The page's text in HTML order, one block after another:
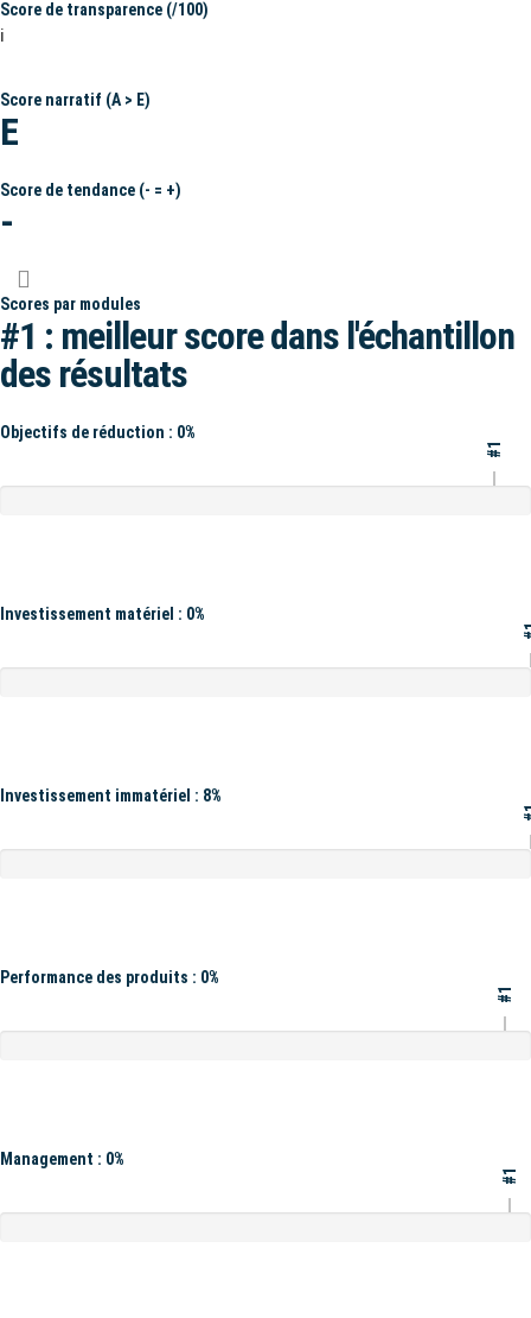
Score de transparence (/100)
ℹ️
Score narratif (A > E)
E
Score de tendance (- = +)
-
Scores par modules
#1 : meilleur score dans l'échantillon
des résultats
Objectifs de réduction : 0%
#1
Investissement matériel : 0%
Investissement immatériel : 8%
Performance des produits : 0%
#1
Management : 0%
#1